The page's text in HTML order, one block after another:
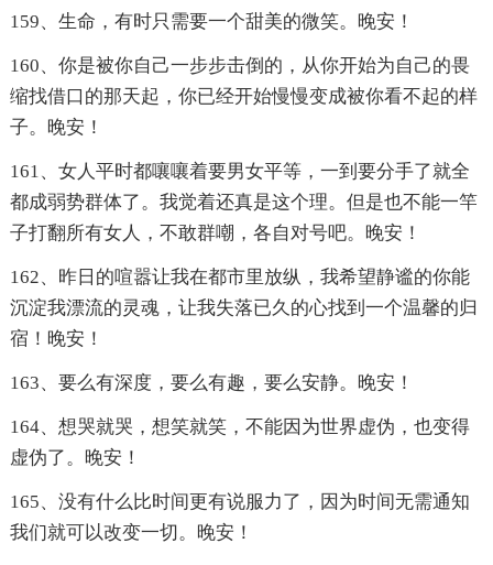
159、生命，有时只需要一个甜美的微笑。晚安！
160、你是被你自己一步步击倒的，从你开始为自己的畏
缩找借口的那天起，你已经开始慢慢变成被你看不起的样
子。晚安！
161、女人平时都嚷嚷着要男女平等，一到要分手了就全
都成弱势群体了。我觉着还真是这个理。但是也不能一竿
子打翻所有女人，不敢群嘲，各自对号吧。晚安！
162、昨日的喧嚣让我在都市里放纵，我希望静谧的你能
沉淀我漂流的灵魂，让我失落已久的心找到一个温馨的归
宿！晚安！
163、要么有深度，要么有趣，要么安静。晚安！
164、想哭就哭，想笑就笑，不能因为世界虚伪，也变得
虚伪了。晚安！
165、没有什么比时间更有说服力了，因为时间无需通知
我们就可以改变一切。晚安！